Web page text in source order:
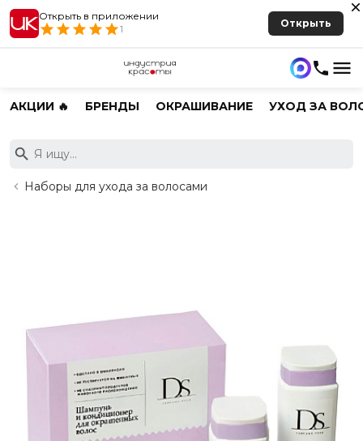
Открыть в приложении
1
Открыть
АКЦИИ 🔥 БРЕНДЫ ОКРАШИВАНИЕ УХОД ЗА
Наборы для ухода за волосами